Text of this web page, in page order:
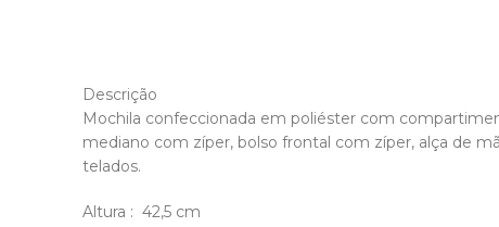
Descrição
Mochila confeccionada em poliéster com
mediano com zíper, bolso frontal com zíper, alça de
telados.
Altura : 42,5 cm